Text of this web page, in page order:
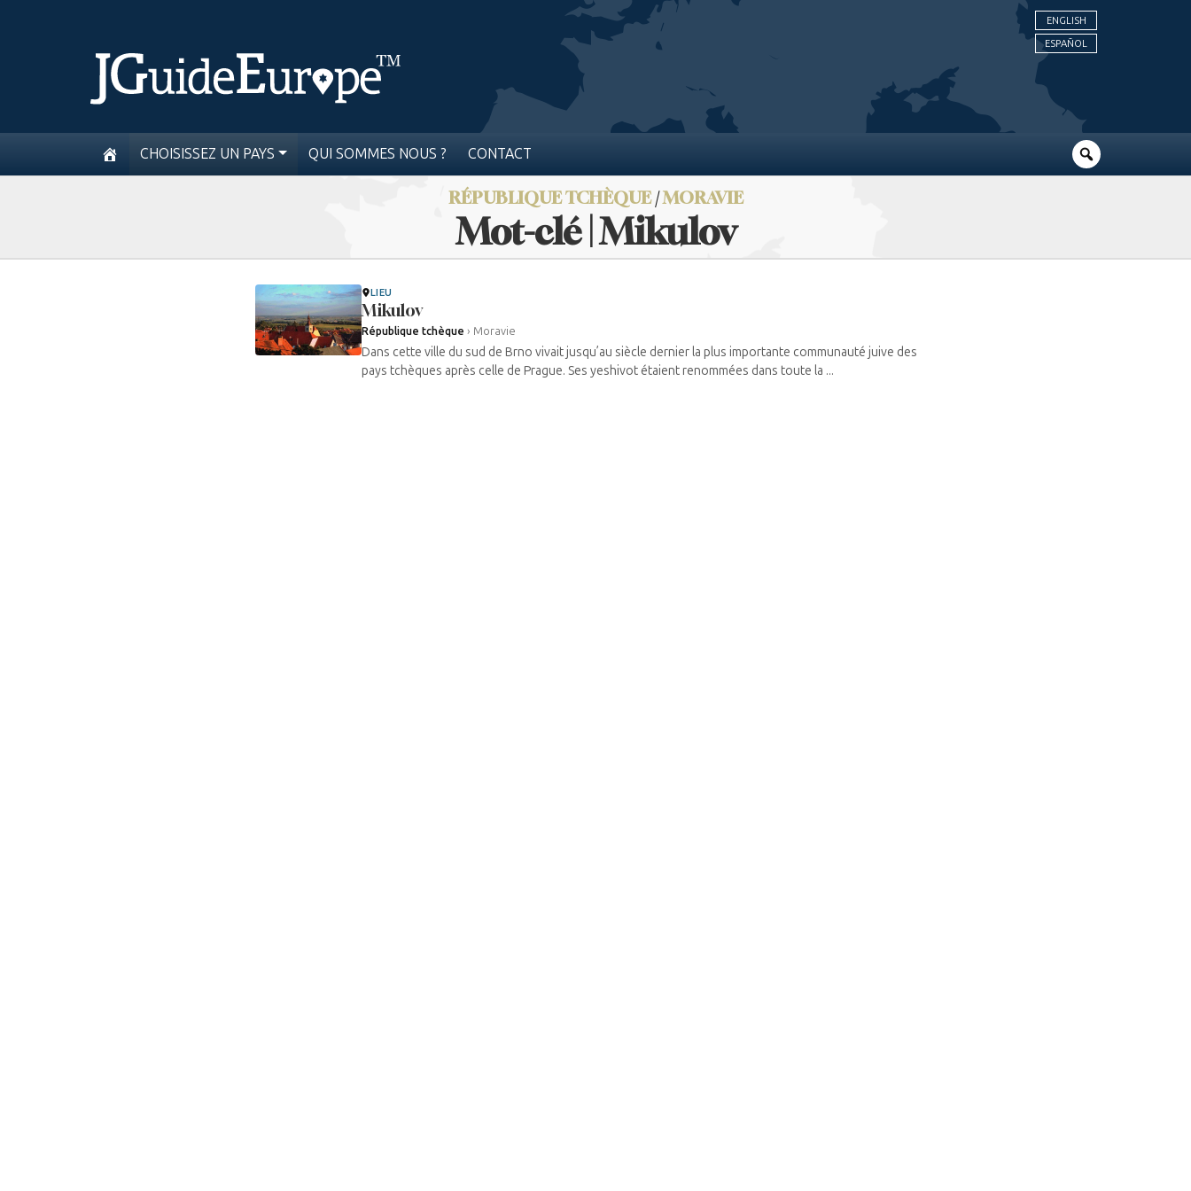
ENGLISH
ESPAÑOL
CHOISISSEZ UN PAYS QUI SOMMES NOUS ? CONTACT
RÉPUBLIQUE TCHÈQUE/MORAVIE
Mot-clé | Mikulov
LIEU
Mikulov
République tchèque › Moravie
Dans cette ville du sud de Brno vivait jusqu’au siècle dernier la plus importante communauté juive des
pays tchèques après celle de Prague. Ses yeshivot étaient renommées dans toute la ...